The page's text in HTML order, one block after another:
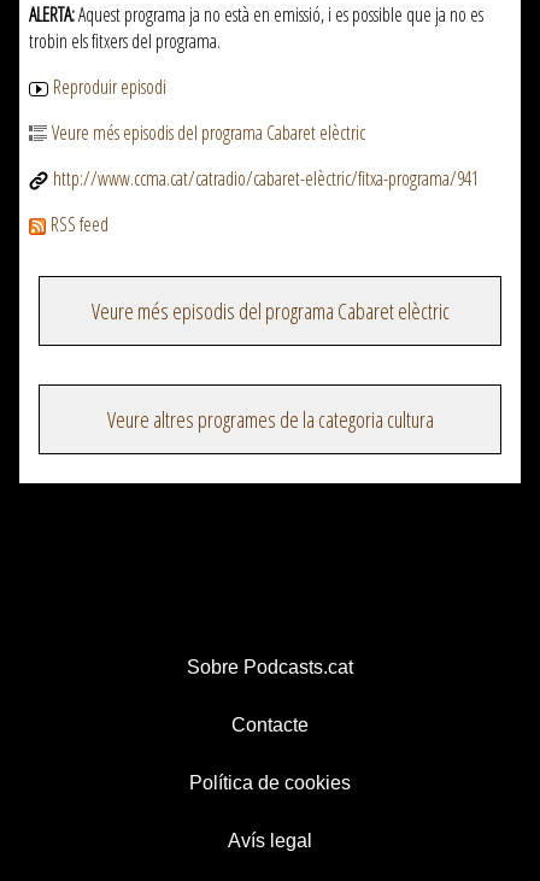
ALERTA:Aquest programa ja no està en emissió, i es possible que ja no es
trobin els fitxers del programa.
Reproduir episodi
Veure més episodis del programa Cabaret elèctric
http://www.ccma.cat/catradio/cabaret-elèctric/fitxa-programa/941
RSS feed
Veure més episodis del programa Cabaret elèctric
Veure altres programes de la categoria cultura
Sobre Podcasts.cat
Contacte
Política de cookies
Avís legal